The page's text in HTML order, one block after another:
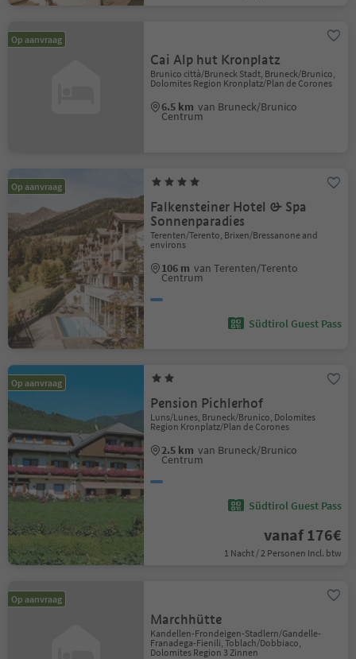
Op aanvraag
Cai Alp hut Kronplatz
Brunico città/Bruneck Stadt, Bruneck/Brunico,
Dolomites Region Kronplatz/Plan de Corones
6.5 km van Bruneck/Brunico
Centrum
Op aanvraag
Falkensteiner Hotel & Spa
Sonnenparadies
Terenten/Terento, Brixen/Bressanone and
environs
106 m van Terenten/Terento
Centrum
Südtirol Guest Pass
Op aanvraag
Pension Pichlerhof
Luns/Lunes, Bruneck/Brunico, Dolomites
Region Kronplatz/Plan de Corones
2.5 km van Bruneck/Brunico
Centrum
Südtirol Guest Pass
vanaf 176€
1 Nacht / 2 Personen Incl. btw
Op aanvraag
Marchhütte
Kandellen-Frondeigen-Stadlern/Gandelle-
Franadega-Fienili, Toblach/Dobbiaco,
Dolomites Region 3 Zinnen